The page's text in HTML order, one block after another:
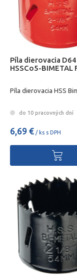
Píla dierovacia D64
HSSCo5-BIMETAL
Píla dierovacia HSS
do 10 pracovných dní
6,69 € / ks s DPH